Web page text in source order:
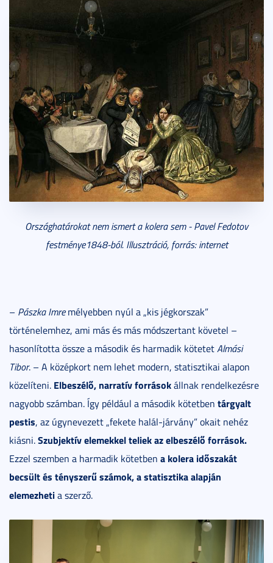
Országhatárokat nem ismert a kolera sem - Pavel Fedotov
festménye1848-ból. Illusztráció, forrás: internet
– Pászka Imremélyebben nyúl a „kis jégkorszak”
történelemhez, ami más és más módszertant követel –
hasonlította össze a második és harmadik kötetetAlmási
Tibor. – A középkort nem lehet modern, statisztikai alapon
közelíteni. Elbeszélő, narratív forrásokállnak rendelkezésre
nagyobb számban. Így például a második kötetben tárgyalt
pestis, az úgynevezett „fekete halál-járvány” okait nehéz
kiásni.Szubjektív elemekkel teliek az elbeszélő források.
Ezzel szemben a harmadik kötetben a kolera időszakát
becsült és tényszerű számok, a statisztika alapján
elemezhetia szerző.